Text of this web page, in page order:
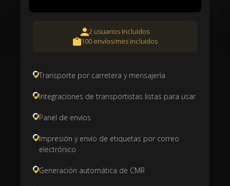
2 usuarios incluidos
100 envíos/mes incluidos
Transporte por carretera y mensajería
Integraciones de transportistas listas para usar
Panel de envíos
Impresión y envío de etiquetas por correo
electrónico
Generación automática de CMR